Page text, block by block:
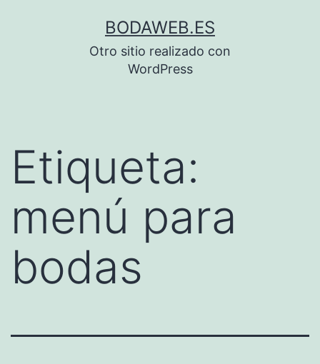
BODAWEB.ES
Otro sitio realizado con
WordPress
Etiqueta:
menú para
bodas